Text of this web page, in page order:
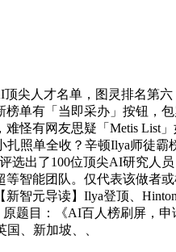
人才名单，图灵排名第六
单有「当即采办」按钮，
怪有网友思疑「Metis
照单全收？辛顿Ilya师徒
出了100位顶尖AI研究人
智能团队。仅代表该做者
智元导读】Ilya登顶、
题目：《AI百人榜刷屏，
、新加坡、、